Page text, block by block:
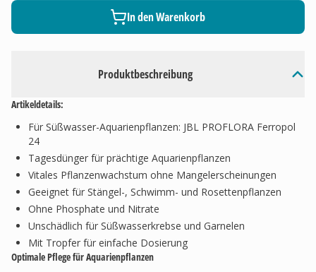
Produktbeschreibung
Artikeldetails:
Für Süßwasser-Aquarienpflanzen: JBL PROFLORA Ferropol
24
Tagesdünger für prächtige Aquarienpflanzen
Vitales Pflanzenwachstum ohne Mangelerscheinungen
Geeignet für Stängel-, Schwimm- und Rosettenpflanzen
Ohne Phosphate und Nitrate
Unschädlich für Süßwasserkrebse und Garnelen
Mit Tropfer für einfache Dosierung
Optimale Pflege für Aquarienpflanzen
In den Warenkorb